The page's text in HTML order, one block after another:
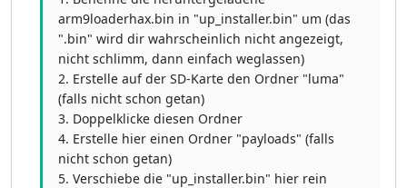
arm9loaderhax.bin in "up_installer.bin" um (das
".bin" wird dir wahrscheinlich nicht angezeigt,
nicht schlimm, dann einfach weglassen)
2. Erstelle auf der SD-Karte den Ordner "luma"
(falls nicht schon getan)
3. Doppelklicke diesen Ordner
4. Erstelle hier einen Ordner "payloads" (falls
nicht schon getan)
5. Verschiebe die "up_installer.bin" hier rein